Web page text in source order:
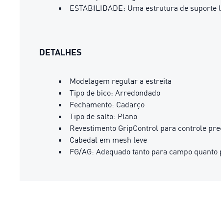
ESTABILIDADE: Uma estrutura de
DETALHES
Modelagem regular a estreita
Tipo de bico: Arredondado
Fechamento: Cadarço
Tipo de salto: Plano
Revestimento GripControl para controle
Cabedal em mesh leve
FG/AG: Adequado tanto para campo